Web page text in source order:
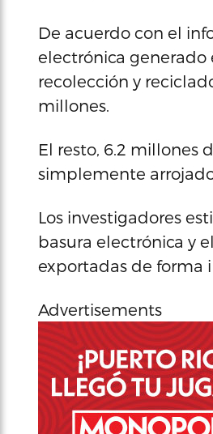
De acuerdo con el
electrónica generado
recolección y
millones.
El resto, 6.2 millones
simplemente
Los investigadores
basura electrónica y
exportadas de forma
Advertisements